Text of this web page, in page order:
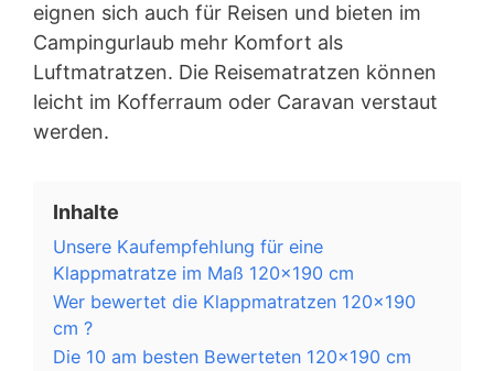
eignen sich auch für Reisen und bieten im
Campingurlaub mehr Komfort als
Luftmatratzen. Die Reisematratzen können
leicht im Kofferraum oder Caravan verstaut
werden.
Inhalte
Unsere Kaufempfehlung für eine
Klappmatratze im Maß 120×190 cm
Wer bewertet die Klappmatratzen 120×190
cm ?
Die 10 am besten Bewerteten 120×190 cm